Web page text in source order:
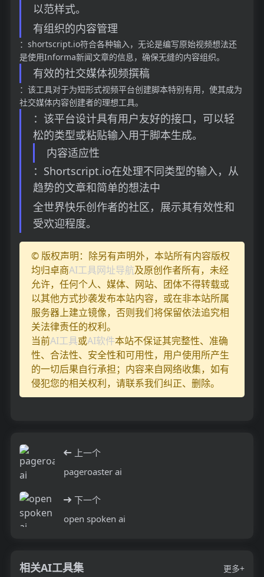
以范样式。
有组织的内容管理
：shortscript.io符合各种输入，无论是编写原始视频想法还
是使用Informa新闻文章的信息，确保无缝的内容组织。
有效的社交媒体视频撰稿
：该工具对于为短形式视频平台创建脚本特别有用，使其成为
社交媒体内容创建者的理想工具。
：该平台设计具有用户友好的接口，可以轻
松的类型或粘贴输入用于脚本生成。
内容适应性
：Shortscript.io在处理不同类型的输入，从
趋势的文章和简单的想法中
全世界快乐创作者的社区，展示其有效性和
受欢迎程度。
© 版权声明：除另有声明外，本站所有内容版权
均归卓商AI工具网址导航及原创作者所有，未经
允许，任何个人、媒体、网站、团体不得转载或
以其他方式抄袭发布本站内容，或在非本站所属
服务器上建立镜像，否则我们将保留依法追究相
关法律责任的权利。
当前AI工具或AI软件本站不保证其完整性、准确
性、合法性、安全性和可用性，用户使用所产生
的一切后果自行承担；内容来自网络收集，如有
侵犯您的相关权利，请联系我们纠正、删除。
上一个
pageroaster ai
下一个
open spoken ai
相关AI工具集 更多+